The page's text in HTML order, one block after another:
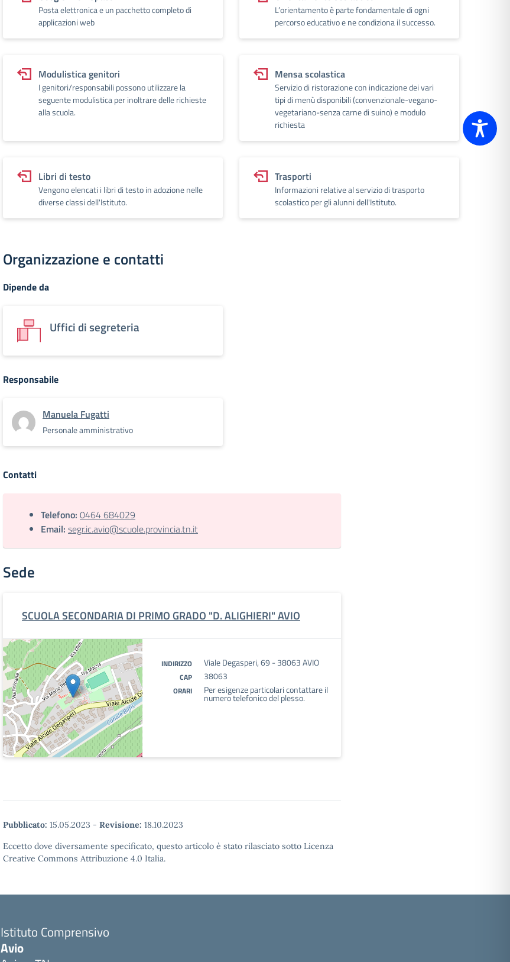
Posta elettronica e un pacchetto completo di
applicazioni web
L’orientamento è parte fondamentale di ogni
percorso educativo e ne condiziona il successo.
Modulistica genitori
I genitori/responsabili possono utilizzare la
seguente modulistica per inoltrare delle richieste
alla scuola.
Mensa scolastica
Servizio di ristorazione con indicazione dei vari
tipi di menù disponibili (convenzionale-vegano-
vegetariano-senza carne di suino) e modulo
richiesta
Libri di testo
Vengono elencati i libri di testo in adozione nelle
diverse classi dell'Istituto.
Trasporti
Informazioni relative al servizio di trasporto
scolastico per gli alunni dell'Istituto.
Organizzazione e contatti
Dipende da
Uffici di segreteria
Responsabile
Manuela Fugatti
Personale amministrativo
Contatti
Telefono: 0464 684029
Email: segr.ic.avio@scuole.provincia.tn.it
Sede
SCUOLA SECONDARIA DI PRIMO GRADO "D. ALIGHIERI" AVIO
INDIRIZZO Viale Degasperi, 69 - 38063 AVIO
CAP 38063
ORARI Per esigenze particolari contattare il
numero telefonico del plesso.
Pubblicato: 15.05.2023 - Revisione: 18.10.2023
Eccetto dove diversamente specificato, questo articolo è stato rilasciato sotto Licenza
Creative Commons Attribuzione 4.0 Italia.
Istituto Comprensivo
Avio